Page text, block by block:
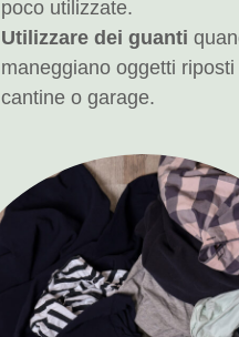
poco utilizzate.
Utilizzare dei guanti
maneggiano oggetti
cantine o garage.